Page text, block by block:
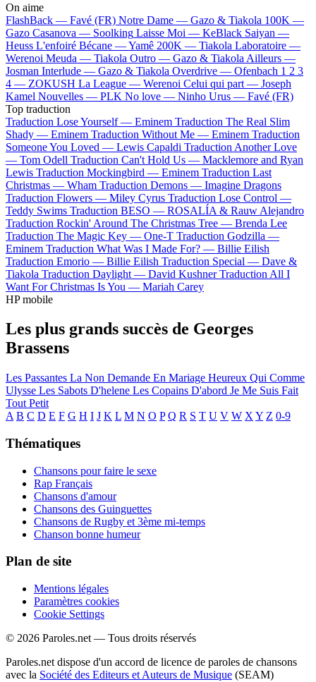
On aime
FlashBack — Favé (FR) Notre Dame — Gazo & Tiakola 100K —
Gazo Casanova — Soolking Laisse Moi — KeBlack Saiyan —
Heuss L'enfoiré Bécane —Yamê 200K — Tiakola Laboratoire —
Werenoi Meuda — Tiakola Outro — Gazo & Tiakola Ailleurs —
Josman Interlude — Gazo & Tiakola Overdrive — Ofenbach 1 2 3
4 — ZOKUSH La League — Werenoi Celui qui part — Joseph
Kamel Nouvelles — PLK No love — Ninho Urus — Favé (FR)
Top traduction
Traduction Lose Yourself — Eminem Traduction The Real Slim
Shady — Eminem Traduction Without Me — Eminem Traduction
Someone You Loved — Lewis Capaldi Traduction Another Love
— Tom Odell Traduction Can't Hold Us — Macklemore and Ryan
Lewis Traduction Mockingbird — Eminem Traduction Last
Christmas — Wham Traduction Demons — Imagine Dragons
Traduction Flowers — Miley Cyrus Traduction Lose Control —
Teddy Swims Traduction BESO — ROSALÍA & Rauw Alejandro
Traduction Rockin' Around The Christmas Tree — Brenda Lee
Traduction The Magic Key — One-T Traduction Godzilla —
Eminem Traduction What Was I Made For? — Billie Eilish
Traduction Emorio — Billie Eilish Traduction Special — Dave &
Tiakola Traduction Daylight — David Kushner Traduction All I
Want For Christmas Is You — Mariah Carey
HP mobile
Les plus grands succès de Georges
Brassens
Les Passantes La Non Demande En Mariage Heureux Qui Comme
Ulysse Les Sabots D'helene Les Copains D'abord Je Me Suis Fait
Tout Petit
A B C D E F G H I J K L M N O P Q R S T U V W X Y Z 0-9
Thématiques
Chansons pour faire le sexe
Rap Français
Chansons d'amour
Chansons des Guinguettes
Chansons de Rugby et 3ème mi-temps
Chanson bonne humeur
Plan de site
Mentions légales
Paramètres cookies
Cookie Settings
© 2026 Paroles.net — Tous droits réservés
Paroles.net dispose d'un accord de licence de paroles de chansons
avec la Société des Editeurs et Auteurs de Musique (SEAM)